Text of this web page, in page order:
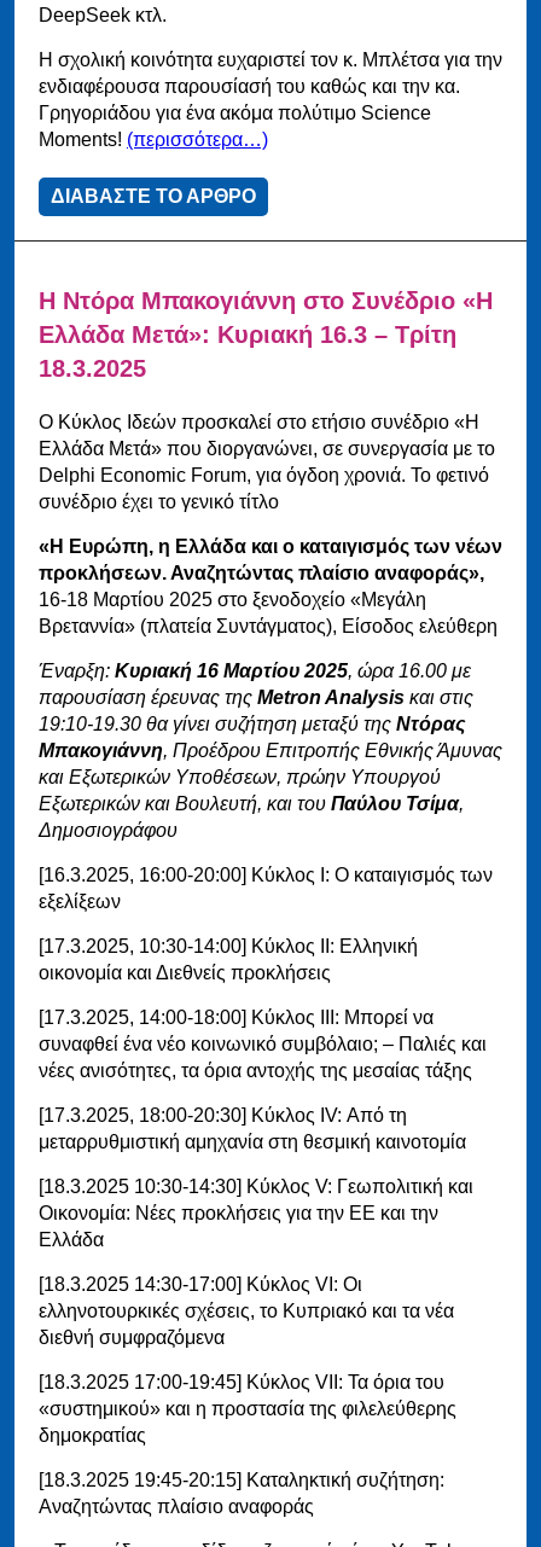
DeepSeek κτλ.
Η σχολική κοινότητα ευχαριστεί τον κ. Μπλέτσα για την
ενδιαφέρουσα παρουσίασή του καθώς και την κα.
Γρηγοριάδου για ένα ακόμα πολύτιμο Science
Moments! (περισσότερα…)
ΔΙΑΒΑΣΤΕ ΤΟ ΑΡΘΡΟ
Η Ντόρα Μπακογιάννη στο Συνέδριο «Η
Ελλάδα Μετά»: Κυριακή 16.3 – Τρίτη
18.3.2025
Ο Κύκλος Ιδεών προσκαλεί στο ετήσιο συνέδριο «Η
Ελλάδα Μετά» που διοργανώνει, σε συνεργασία με το
Delphi Economic Forum, για όγδοη χρονιά. Το φετινό
συνέδριο έχει το γενικό τίτλο
«Η Ευρώπη, η Ελλάδα και ο καταιγισμός των νέων
προκλήσεων. Αναζητώντας πλαίσιο αναφοράς»,
16-18 Μαρτίου 2025 στο ξενοδοχείο «Μεγάλη
Βρεταννία» (πλατεία Συντάγματος), Είσοδος ελεύθερη
Έναρξη: Κυριακή 16 Μαρτίου 2025, ώρα 16.00 με
παρουσίαση έρευνας της Metron Analysis και στις
19:10-19.30 θα γίνει συζήτηση μεταξύ της Ντόρας
Μπακογιάννη, Προέδρου Επιτροπής Εθνικής Άμυνας
και Εξωτερικών Υποθέσεων, πρώην Υπουργού
Εξωτερικών και Βουλευτή, και του Παύλου Τσίμα,
Δημοσιογράφου
[16.3.2025, 16:00-20:00] Κύκλος Ι: Ο καταιγισμός των
εξελίξεων
[17.3.2025, 10:30-14:00] Κύκλος IΙ: Ελληνική
οικονομία και Διεθνείς προκλήσεις
[17.3.2025, 14:00-18:00] Κύκλος IΙI: Μπορεί να
συναφθεί ένα νέο κοινωνικό συμβόλαιο; – Παλιές και
νέες ανισότητες, τα όρια αντοχής της μεσαίας τάξης
[17.3.2025, 18:00-20:30] Κύκλος IV: Από τη
μεταρρυθμιστική αμηχανία στη θεσμική καινοτομία
[18.3.2025 10:30-14:30] Κύκλος V: Γεωπολιτική και
Οικονομία: Νέες προκλήσεις για την ΕΕ και την
Ελλάδα
[18.3.2025 14:30-17:00] Κύκλος VΙ: Οι
ελληνοτουρκικές σχέσεις, το Κυπριακό και τα νέα
διεθνή συμφραζόμενα
[18.3.2025 17:00-19:45] Κύκλος VΙI: Τα όρια του
«συστημικού» και η προστασία της φιλελεύθερης
δημοκρατίας
[18.3.2025 19:45-20:15] Καταληκτική συζήτηση:
Αναζητώντας πλαίσιο αναφοράς